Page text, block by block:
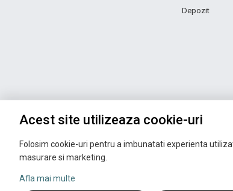
Depozit
Acest site utilizeaza cookie-uri
Folosim cookie-uri pentru a imbunatati experienta
masurare si marketing.
Afla mai multe